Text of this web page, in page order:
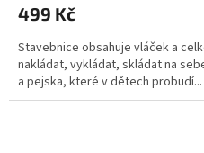
499 Kč
Stavebnice obsahuje vláček a
nakládat, vykládat, skládat na
a pejska, které v dětech probudí...